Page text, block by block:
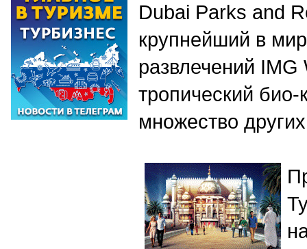
Dubai Parks and
крупнейший в
развлечений
тропический
множество